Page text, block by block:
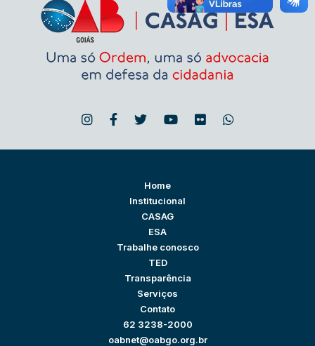
Home
Institucional
CASAG
ESA
Trabalhe conosco
TED
Transparência
Serviços
Contato
62 3238-2000
oabnet@oabgo.org.br